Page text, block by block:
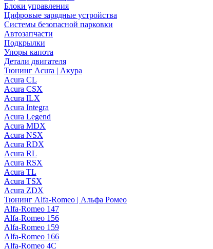
Блоки управления
Цифровые зарядные устройства
Системы безопасной парковки
Автозапчасти
Подкрылки
Упоры капота
Детали двигателя
Тюнинг Acura | Акура
Acura CL
Acura CSX
Acura ILX
Acura Integra
Acura Legend
Acura MDX
Acura NSX
Acura RDX
Acura RL
Acura RSX
Acura TL
Acura TSX
Acura ZDX
Тюнинг Alfa-Romeo | Альфа Ромео
Alfa-Romeo 147
Alfa-Romeo 156
Alfa-Romeo 159
Alfa-Romeo 166
Alfa-Romeo 4C